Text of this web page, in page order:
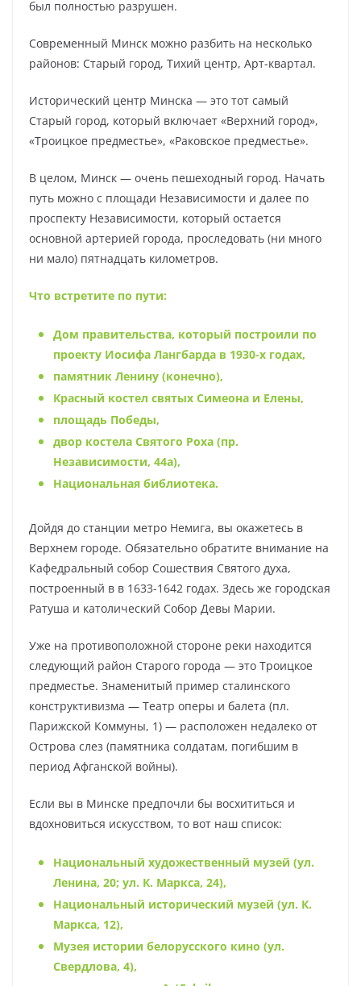
был полностью разрушен.
Современный Минск можно разбить на несколько
районов: Старый город, Тихий центр, Арт-квартал.
Исторический центр Минска — это тот самый
Старый город, который включает «Верхний город»,
«Троицкое предместье», «Раковское предместье».
В целом, Минск — очень пешеходный город. Начать
путь можно с площади Независимости и далее по
проспекту Независимости, который остается
основной артерией города, проследовать (ни много
ни мало) пятнадцать километров.
Что встретите по пути:
Дом правительства, который построили по
проекту Иосифа Лангбарда в 1930-х годах,
памятник Ленину (конечно),
Красный костел святых Симеона и Елены,
площадь Победы,
двор костела Святого Роха (пр.
Независимости, 44а),
Национальная библиотека.
Дойдя до станции метро Немига, вы окажетесь в
Верхнем городе. Обязательно обратите внимание на
Кафедральный собор Сошествия Святого духа,
построенный в в 1633-1642 годах. Здесь же городская
Ратуша и католический Собор Девы Марии.
Уже на противоположной стороне реки находится
следующий район Старого города — это Троицкое
предместье. Знаменитый пример сталинского
конструктивизма — Театр оперы и балета (пл.
Парижской Коммуны, 1) — расположен недалеко от
Острова слез (памятника солдатам, погибшим в
период Афганской войны).
Если вы в Минске предпочли бы восхититься и
вдохновиться искусством, то вот наш список:
Национальный художественный музей (ул.
Ленина, 20; ул. К. Маркса, 24),
Национальный исторический музей (ул. К.
Маркса, 12),
Музея истории белорусского кино (ул.
Свердлова, 4),